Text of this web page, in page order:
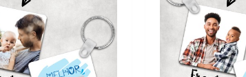
add à lista